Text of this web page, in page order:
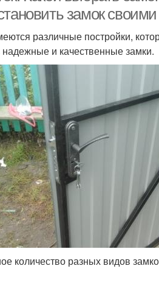
замок
различные постройки,
и качественные замки.
количество разных видов